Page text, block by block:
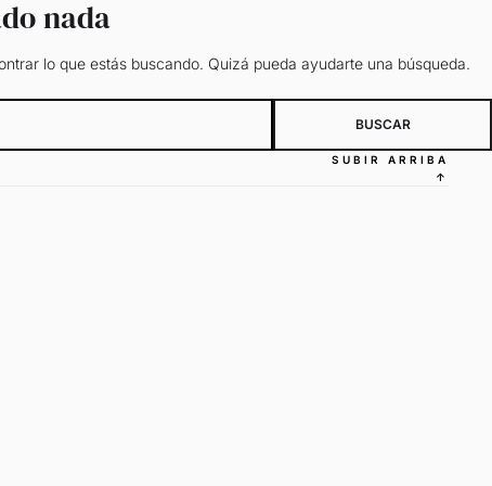
nada
lo que estás buscando. Quizá pueda ayudarte una búsqueda.
SUBIR ARRIBA
↑